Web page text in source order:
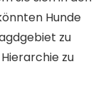
Hunde
zu
zu